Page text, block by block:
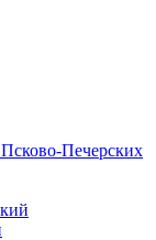
Печерских